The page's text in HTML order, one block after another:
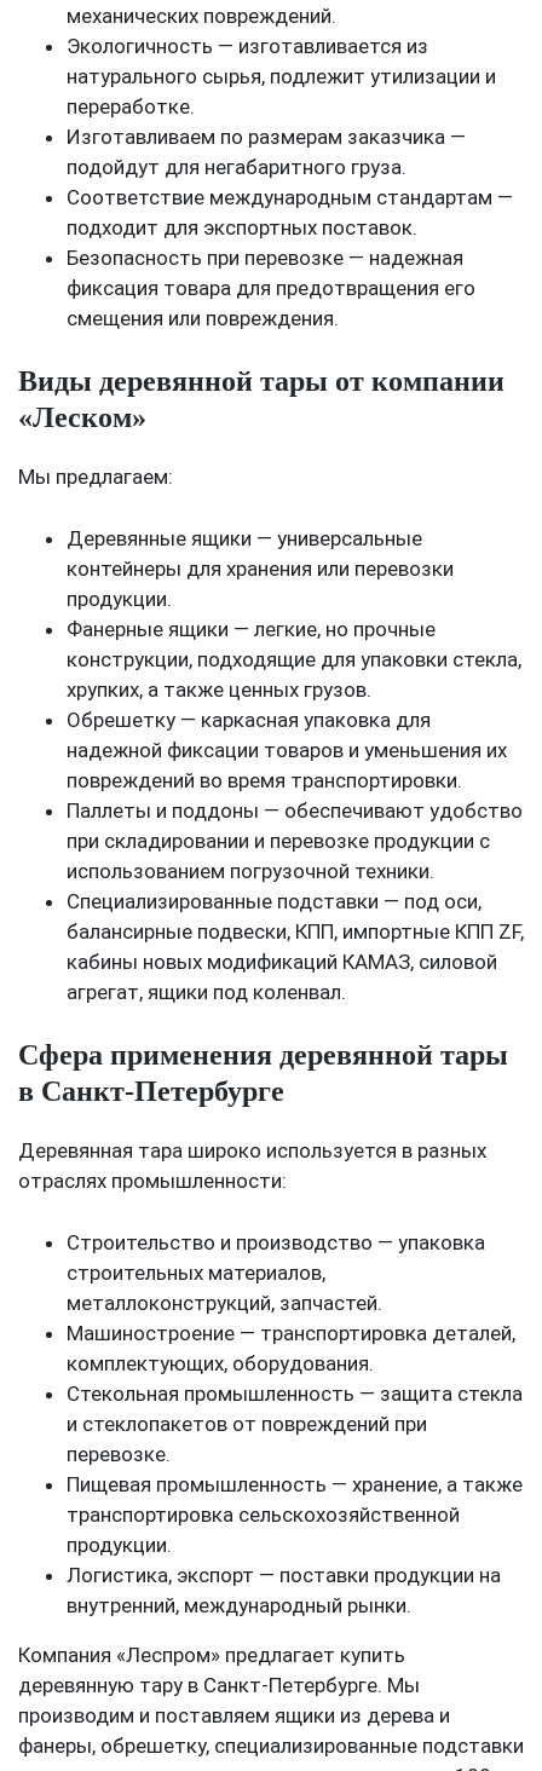
механических повреждений.
Экологичность — изготавливается из
натурального сырья, подлежит утилизации и
переработке.
Изготавливаем по размерам заказчика —
подойдут для негабаритного груза.
Соответствие международным стандартам —
подходит для экспортных поставок.
Безопасность при перевозке — надежная
фиксация товара для предотвращения его
смещения или повреждения.
Виды деревянной тары от компании
«Леском»
Мы предлагаем:
Деревянные ящики — универсальные
контейнеры для хранения или перевозки
продукции.
Фанерные ящики — легкие, но прочные
конструкции, подходящие для упаковки стекла,
хрупких, а также ценных грузов.
Обрешетку — каркасная упаковка для
надежной фиксации товаров и уменьшения их
повреждений во время транспортировки.
Паллеты и поддоны — обеспечивают удобство
при складировании и перевозке продукции с
использованием погрузочной техники.
Специализированные подставки — под оси,
балансирные подвески, КПП, импортные КПП ZF,
кабины новых модификаций КАМАЗ, силовой
агрегат, ящики под коленвал.
Сфера применения деревянной тары
в Санкт-Петербурге
Деревянная тара широко используется в разных
отраслях промышленности:
Строительство и производство — упаковка
строительных материалов,
металлоконструкций, запчастей.
Машиностроение — транспортировка деталей,
комплектующих, оборудования.
Стекольная промышленность — защита стекла
и стеклопакетов от повреждений при
перевозке.
Пищевая промышленность — хранение, а также
транспортировка сельскохозяйственной
продукции.
Логистика, экспорт — поставки продукции на
внутренний, международный рынки.
Компания «Леспром» предлагает купить
деревянную тару в Санкт-Петербурге. Мы
производим и поставляем ящики из дерева и
фанеры, обрешетку, специализированные подставки